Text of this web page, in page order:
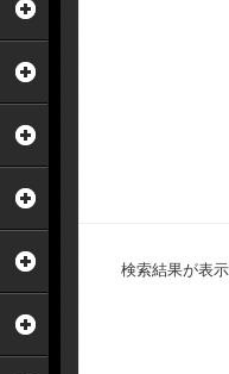
検索結果が表示